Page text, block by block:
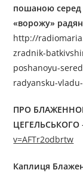
пошаною
«ворожу»
http://
zradnik-
poshanoyu-
radyansku-
ПРО
ЦЕГЕЛЬСЬКОГО
v=AFTr2odbrtw
Каплиця